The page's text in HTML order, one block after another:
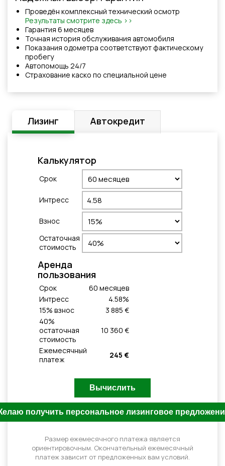
Проведён комплексный технический осмотр
Результаты смотрите здесь >>
Гарантия 6 месяцев
Точная история обслуживания автомобиля
Показания одометра соответствуют фактическому
пробегу
Автопомощь 24/7
Cтрахованиe каско по специальной цене
Лизинг Автокредит
Калькулятор
Cрок
Интресс
Взнос
Остаточная
стоимость
Aренда
пользования
Cрок 60 месяцeв
Интресс
4.58%
15% взнос
3 885 €
40%
остаточная
стоимость
10 360 €
Ежемесячный
платеж
245 €
Размер ежемесячного платежа является
ориентировочным. Окончательный ежемесячный
платеж зависит от предложенных вам условий.